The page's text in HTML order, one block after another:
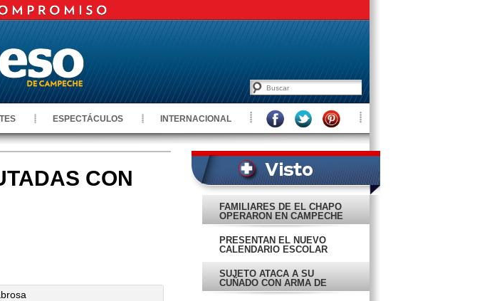
ESPECTÁCULOS INTERNACIONAL
CON
FAMILIARES DE EL CHAPO
OPERARON EN CAMPECHE
PRESENTAN EL NUEVO
CALENDARIO ESCOLAR
SUJETO ATACA A SU
CUÑADO CON ARMA DE
FUEGO